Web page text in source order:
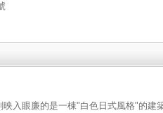
入眼廉的是一棟"白色日式風格"的建